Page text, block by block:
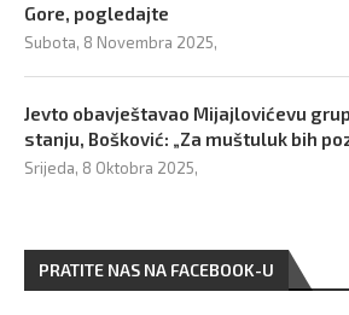
Gore, pogledajte
Subota, 8 Novembra 2025,
Jevto obavještavao Mijajlovićevu
stanju, Bošković: „Za muštuluk bih
Srijeda, 8 Oktobra 2025,
PRATITE NAS NA FACEBOOK-U